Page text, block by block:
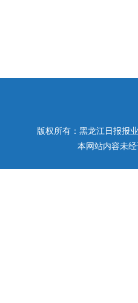
版权所有：黑龙江日报报
本网站内容未